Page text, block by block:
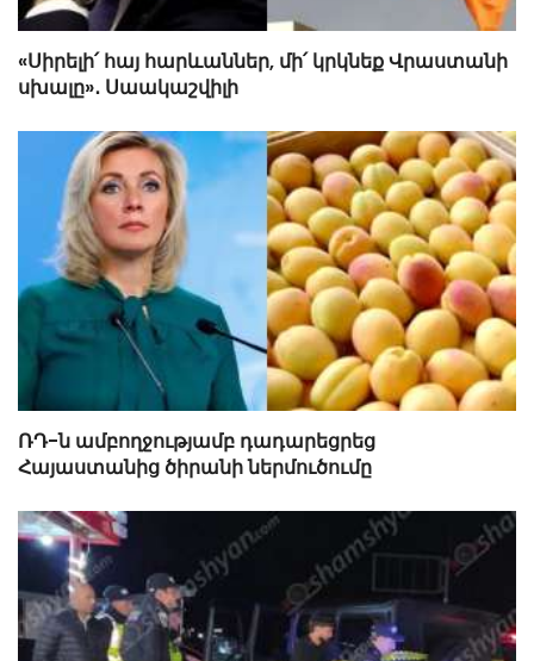
«Սիրելի՛ հայ հարևաններ, մի՛ կրկնեք Վրաստանի
սխալը»․ Սաակաշվիլի
ՌԴ-ն ամբողջությամբ դադարեցրեց
Հայաստանից ծիրանի ներմուծումը